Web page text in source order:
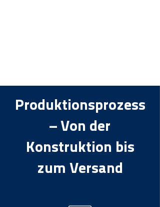
Produktionsprozess
– Von der
Konstruktion bis
zum Versand